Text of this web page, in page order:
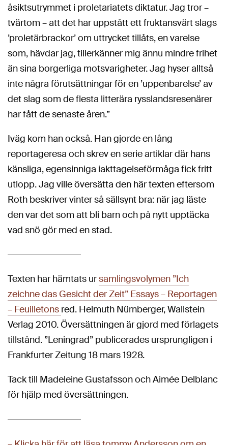
åsiktsutrymmet i proletariatets diktatur. Jag tror –
tvärtom – att det har uppstått ett fruktansvärt slags
’proletärbrackor’ om uttrycket tillåts, en varelse
som, hävdar jag, tillerkänner mig ännu mindre frihet
än sina borgerliga motsvarigheter. Jag hyser alltså
inte några förutsättningar för en ’uppenbarelse’ av
det slag som de flesta litterära rysslandsresenärer
har fått de senaste åren.”
Iväg kom han också. Han gjorde en lång
reportageresa och skrev en serie artiklar där hans
känsliga, egensinniga iakttagelseförmåga fick fritt
utlopp. Jag ville översätta den här texten eftersom
Roth beskriver vinter så sällsynt bra: när jag läste
den var det som att bli barn och på nytt upptäcka
vad snö gör med en stad.
Texten har hämtats ursamlingsvolymen ”Ich
zeichne das Gesicht der Zeit” Essays – Reportagen
– Feuilletons red. Helmuth Nürnberger, Wallstein
Verlag 2010. Översättningen är gjord med förlagets
tillstånd. ”Leningrad” publicerades ursprungligen i
Frankfurter Zeitung 18 mars 1928.
Tack till Madeleine Gustafsson och Aimée Delblanc
för hjälp med översättningen.